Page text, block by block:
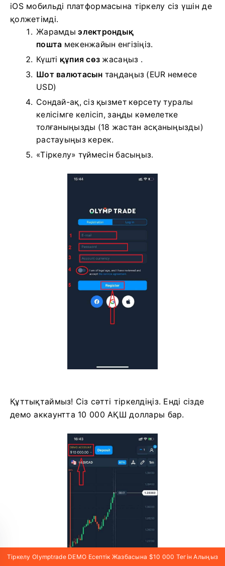
iOS мобильді платформасына тіркелу сіз үшін де
қолжетімді.
Жарамдыэлектрондық
пошта мекенжайын енгізіңіз.
Күшті құпия сөз жасаңыз .
Шот валютасын таңдаңыз (EUR немесе
USD)
Сондай-ақ, сіз қызмет көрсету туралы
келісімге келісіп, заңды кәмелетке
толғаныңызды (18 жастан асқаныңызды)
растауыңыз керек.
«Тіркелу» түймесін басыңыз.
Құттықтаймыз! Сіз сәтті тіркелдіңіз. Енді сізде
демо аккаунтта 10 000 АҚШ доллары бар.
Тіркелу Olymptrade DEMO Есептік Жазбасына $10 000 Тегін Алыңыз